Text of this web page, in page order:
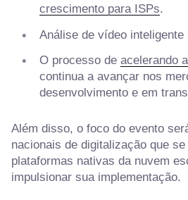
crescimento para ISPs.
Análise de vídeo inteligente
O processo de acelerando
continua a avançar nos
desenvolvimento e em
Além disso, o foco do evento
nacionais de digitalização que
plataformas nativas da nuvem
impulsionar sua implementação.